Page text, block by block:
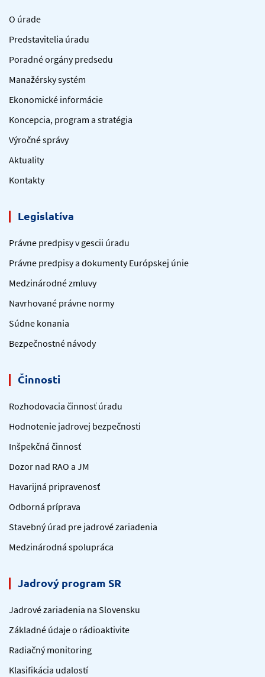
O úrade
Predstavitelia úradu
Poradné orgány predsedu
Manažérsky systém
Ekonomické informácie
Koncepcia, program a stratégia
Výročné správy
Aktuality
Kontakty
Legislatíva
Právne predpisy v gescii úradu
Právne predpisy a dokumenty Európskej únie
Medzinárodné zmluvy
Navrhované právne normy
Súdne konania
Bezpečnostné návody
Činnosti
Rozhodovacia činnosť úradu
Hodnotenie jadrovej bezpečnosti
Inšpekčná činnosť
Dozor nad RAO a JM
Havarijná pripravenosť
Odborná príprava
Stavebný úrad pre jadrové zariadenia
Medzinárodná spolupráca
Jadrový program SR
Jadrové zariadenia na Slovensku
Základné údaje o rádioaktivite
Radiačný monitoring
Klasifikácia udalostí